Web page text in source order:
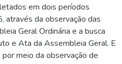
em dois períodos
através da observação das
Geral Ordinária e a busca
e Ata da Assembleia Geral. E
meio da observação de